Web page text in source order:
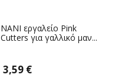
NANI εργαλείο Pink
Cutters για γαλλικό μαν...
3,59 €